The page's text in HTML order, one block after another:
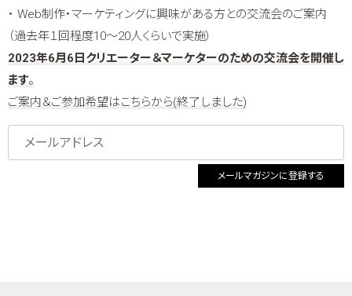
・ Web制作・マーケティングに興味がある方との交流会のご案内
（過去年１回程度10～20人くらいで実施）
2023年6月6日クリエーター＆マーケターのための交流会を開催し
ます。
ご案内＆ご参加希望はこちらから(終了しました)
メールマガジンに登録する